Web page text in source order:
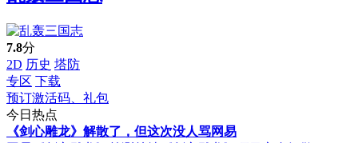
7.8分
2D 历史 塔防
专区 下载
预订激活码、礼包
今日热点
《剑心雕龙》解散了，但这次没人骂网易